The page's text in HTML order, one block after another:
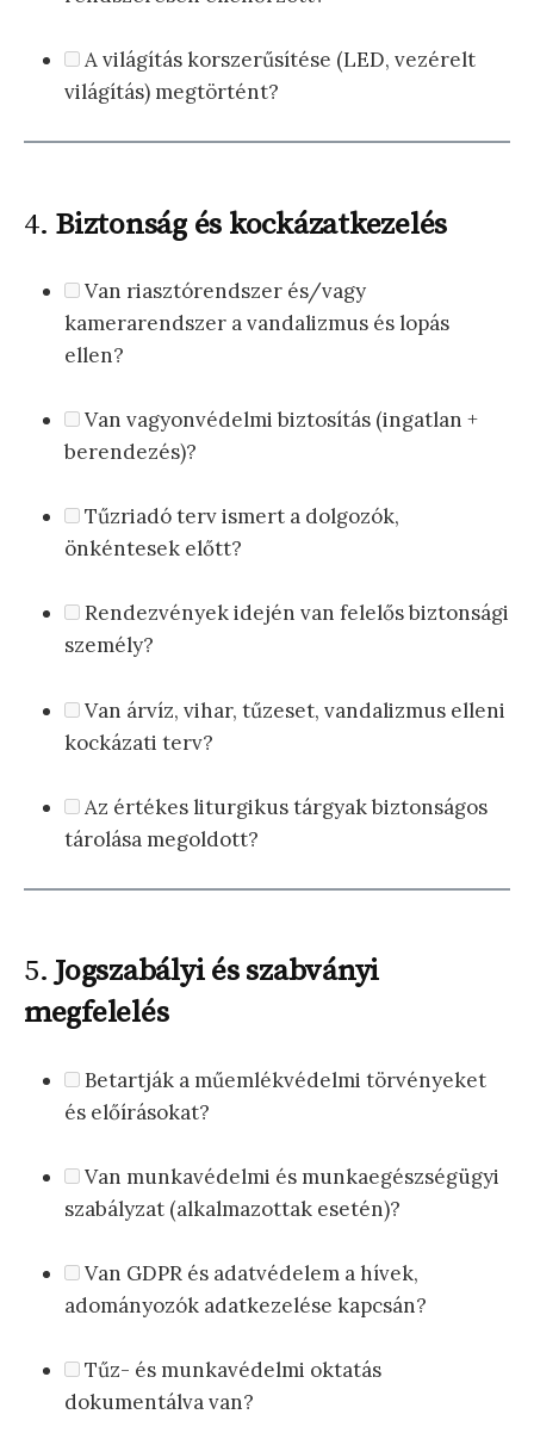
A világítás korszerűsítése (LED, vezérelt
világítás) megtörtént?
4. Biztonság és kockázatkezelés
Van riasztórendszer és/vagy
kamerarendszer a vandalizmus és lopás
ellen?
Van vagyonvédelmi biztosítás (ingatlan +
berendezés)?
Tűzriadó terv ismert a dolgozók,
önkéntesek előtt?
Rendezvények idején van felelős biztonsági
személy?
Van árvíz, vihar, tűzeset, vandalizmus elleni
kockázati terv?
Az értékes liturgikus tárgyak biztonságos
tárolása megoldott?
5.Jogszabályi és szabványi
megfelelés
Betartják a műemlékvédelmi törvényeket
és előírásokat?
Van munkavédelmi és munkaegészségügyi
szabályzat (alkalmazottak esetén)?
Van GDPR és adatvédelem a hívek,
adományozók adatkezelése kapcsán?
Tűz- és munkavédelmi oktatás
dokumentálva van?